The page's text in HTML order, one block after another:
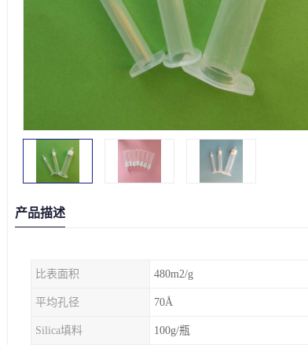
产品描述
比表面积 480m2/g
平均孔径 70Å
Silica填料 100g/瓶